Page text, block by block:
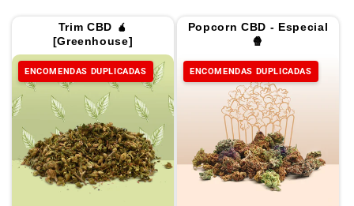
Trim CBD 🧉
[Greenhouse]
ENCOMENDAS DUPLICADAS
Popcorn CBD - Especial
🍿
ENCOMENDAS DUPLICADAS